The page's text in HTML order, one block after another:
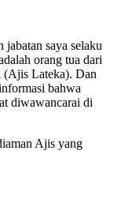
jabatan saya selaku
orang tua dari
(Ajis Lateka). Dan
bahwa
diwawancarai di
Ajis yang